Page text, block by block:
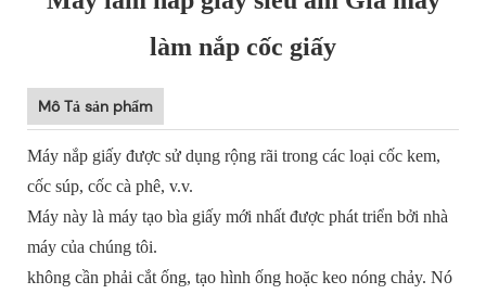
làm nắp cốc giấy
Mô Tả sản phẩm
Máy nắp giấy được sử dụng rộng rãi trong các loại cốc kem,
cốc súp, cốc cà phê, v.v.
Máy này là máy tạo bìa giấy mới nhất được phát triển bởi nhà
máy của chúng tôi.
không cần phải cắt ống, tạo hình ống hoặc keo nóng chảy. Nó